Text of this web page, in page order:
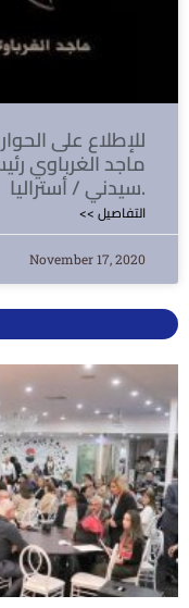
للإطلاع على
ماجد الغرباوي
سيدني / أستراليا.
<< التفاصيل
November 17, 2020